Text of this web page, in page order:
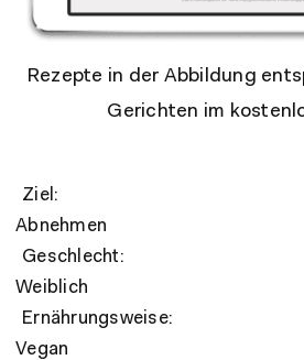
Rezepte in der Abbildung
Gerichten im
Ziel:
Abnehmen
Geschlecht:
Weiblich
Ernährungsweise:
Vegan